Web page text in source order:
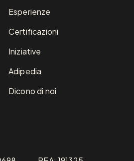
Esperienze
Certificazioni
Iniziative
Adipedia
Dicono di noi